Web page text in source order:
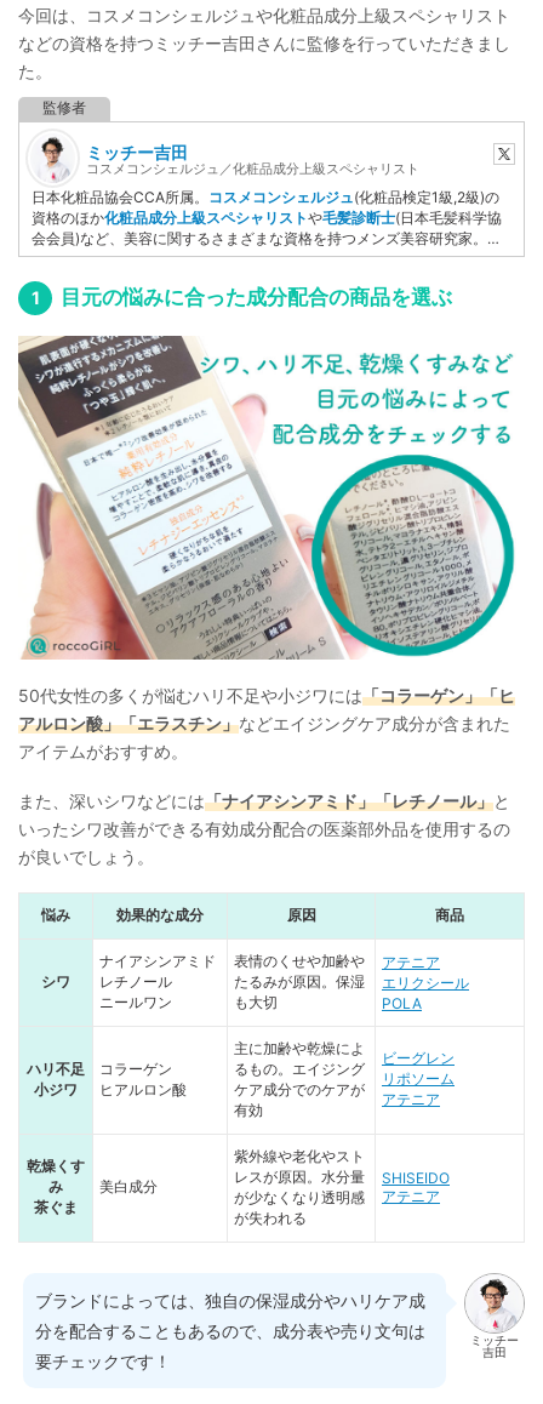
今回は、コスメコンシェルジュや化粧品成分上級スペシャリスト
などの資格を持つミッチー吉田さんに監修を行っていただきまし
た。
ミッチー吉田
コスメコンシェルジュ／化粧品成分上級スペシャリスト
日本化粧品協会CCA所属。 コスメコンシェルジュ (化粧品検定1級,2級)の
資格のほか化粧品成分上級スペシャリストや毛髪診断士(日本毛髪科学協
会会員)など、美容に関するさまざまな資格を持つメンズ美容研究家。妻
の肌トラブルをケアするために化粧品検定を取得後、美容ライターとして
自ら執筆するだけでなく記事監修など美容ジャンルを中心に活動してい
る。
YMAA（薬機法医療法認証）取得者。
目元の悩みに合った成分配合の商品を選ぶ
50代女性の多くが悩むハリ不足や小ジワには「コラーゲン」「ヒ
アルロン酸」「エラスチン」などエイジングケア成分が含まれた
アイテムがおすすめ。
また、深いシワなどには「ナイアシンアミド」「レチノール」と
いったシワ改善ができる有効成分配合の医薬部外品を使用するの
が良いでしょう。
悩み 効果的な成分 原因 商品
シワ
ナイアシンアミド
レチノール
ニールワン
表情のくせや加齢や
たるみが原因。保湿
も大切
アテニア
エリクシール
POLA
ハリ不足
小ジワ
コラーゲン
ヒアルロン酸
主に加齢や乾燥によ
るもの。エイジング
ケア成分でのケアが
有効
ビーグレン
リポソーム
アテニア
乾燥くす
み
茶ぐま
美白成分
紫外線や老化やスト
レスが原因。水分量
が少なくなり透明感
が失われる
SHISEIDO
アテニア
ミッチー
吉田
ブランドによっては、独自の保湿成分やハリケア成
分を配合することもあるので、成分表や売り文句は
要チェックです！